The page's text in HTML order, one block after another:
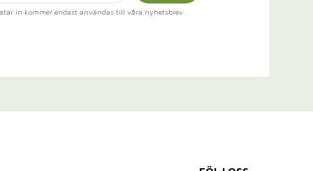
in kommer endast användas till våra nyhetsbrev.